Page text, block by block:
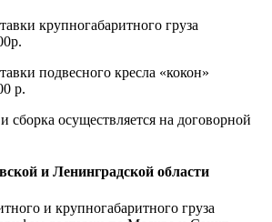
крупногабаритного груза
подвесного кресла «кокон»
р.
сборка осуществляется на договорной
и Ленинградской области
и крупногабаритного груза